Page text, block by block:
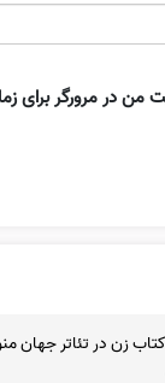
من در مرورگر برای
زن در تئاتر جهان